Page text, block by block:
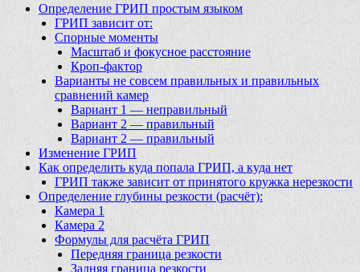
Определение ГРИП простым языком
ГРИП зависит от:
Спорные моменты
Масштаб и фокусное расстояние
Кроп-фактор
Варианты не совсем правильных и правильных
сравнений камер
Вариант 1 — неправильный
Вариант 2 — правильный
Вариант 2 — правильный
Изменение ГРИП
Как определить куда попала ГРИП, а куда нет
ГРИП также зависит от принятого кружка нерезкости
Определение глубины резкости (расчёт):
Камера 1
Камера 2
Формулы для расчёта ГРИП
Передняя граница резкости
Задняя граница резкости